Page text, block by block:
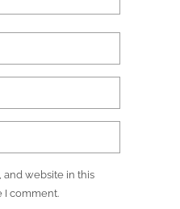
and website in this
I comment.